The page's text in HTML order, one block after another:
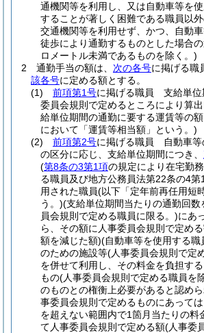
通機関等を利用し、又は自動車等を
することが著しく困難である職員以外
交通機関等を利用せず、かつ、自動
徒歩により通勤するものとした場合
ロメートル未満であるものを除く。)
2
通勤手当の額は、 次の各号に掲げる職
該各号に定める額とする。
(1)
前項第1号に掲げる職員 支給単位
委員会規則で定めるところにより算
給単位期間の通勤に要する運賃等の
において「運賃等相当額」という。)
(2)
前項第2号に掲げる職員 自動車等
の区分に応じ、支給単位期間につき、
(第8条の3第1項の規定により在宅勤
る職員及び地方公務員法第22条の4
用された職員(以下「定年前再任用短
う。)(支給単位期間当たりの通勤回数
員会規則で定める職員に限る。)にあ
ら、その額に人事委員会規則で定め
額を減じた額)(自動車等を使用する職
のための施設等(人事委員会規則で定
を併せて利用し、その料金を負担す
もの(人事委員会規則で定める職員を
のものとの権衡上必要があると認め
事委員会規則で定めるものにあって
を超えない範囲内で1箇月当たりの料
て人事委員会規則で定める額(人事委